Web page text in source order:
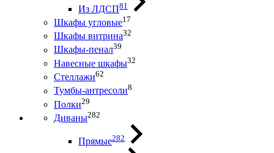
Из ЛДСП81
Шкафы угловые17
Шкафы витрина32
Шкафы-пенал39
Навесные шкафы32
Стеллажи62
Тумбы-антресоли8
Полки29
Диваны282
Прямые282